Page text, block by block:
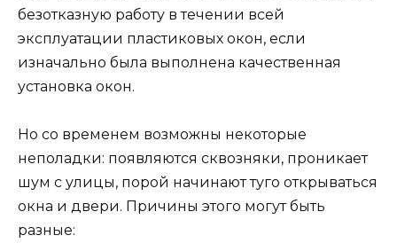
безотказную работу в течении всей
эксплуатации пластиковых окон, если
изначально была выполнена качественная
установка окон.
Но со временем возможны некоторые
неполадки: появляются сквозняки, проникает
шум с улицы, порой начинают туго открываться
окна и двери. Причины этого могут быть
разные: